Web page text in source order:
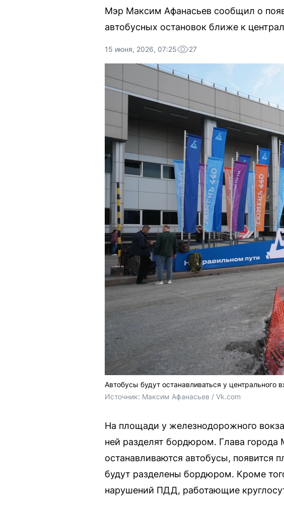
Мэр Максим Афанасьев сообщил о
автобусных остановок ближе к
15 июня, 2026, 07:25 27
Автобусы будут останавливаться у центрального
Источник: Максим Афанасьев / Vk.com
На площади у железнодорожного
ней разделят бордюром. Глава
останавливаются автобусы, появится
будут разделены бордюром. Кроме
нарушений ПДД, работающие